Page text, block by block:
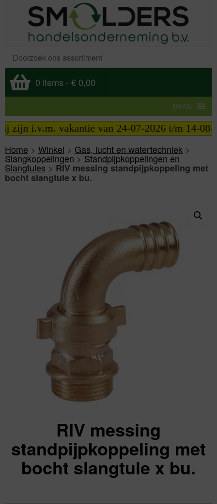
0 items - € 0,00
MENU
i.v.m. vakantie van 24-07-2026 t/m 14-08-
Home > Winkel > Gas, lucht en watertechniek >
Slangkoppelingen>Standpijpkoppelingen en
Slangtules>RIV messing standpijpkoppeling met
bocht slangtule x bu.
RIV messing
standpijpkoppeling met
bocht slangtule x bu.